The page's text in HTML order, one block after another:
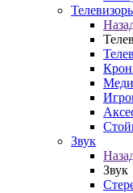
Звук
Звук